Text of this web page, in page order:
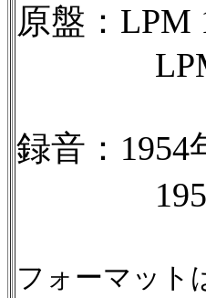
原盤：LPM
LPM
録音：1954
1952年
フォーマット